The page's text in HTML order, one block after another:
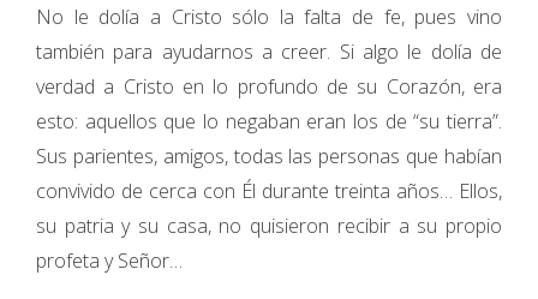
No le dolía a Cristo sólo la falta de fe, pues vino
también para ayudarnos a creer. Si algo le dolía de
verdad a Cristo en lo profundo de su Corazón, era
esto: aquellos que lo negaban eran los de “su tierra”.
Sus parientes, amigos, todas las personas que habían
convivido de cerca con Él durante treinta años… Ellos,
su patria y su casa, no quisieron recibir a su propio
profeta y Señor…